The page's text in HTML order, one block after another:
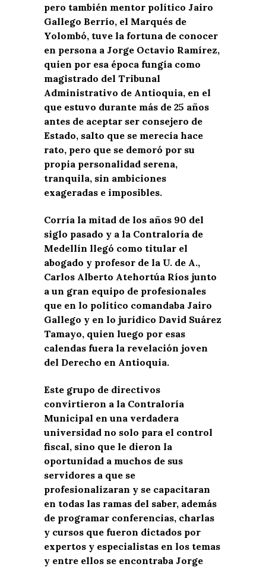
pero también mentor político Jairo
Gallego Berrío, el Marqués de
Yolombó, tuve la fortuna de conocer
en persona a Jorge Octavio Ramírez,
quien por esa época fungía como
magistrado del Tribunal
Administrativo de Antioquia, en el
que estuvo durante más de 25 años
antes de aceptar ser consejero de
Estado, salto que se merecía hace
rato, pero que se demoró por su
propia personalidad serena,
tranquila, sin ambiciones
exageradas e imposibles.
Corría la mitad de los años 90 del
siglo pasado y a la Contraloría de
Medellín llegó como titular el
abogado y profesor de la U. de A.,
Carlos Alberto Atehortúa Ríos junto
a un gran equipo de profesionales
que en lo político comandaba Jairo
Gallego y en lo jurídico David Suárez
Tamayo, quien luego por esas
calendas fuera la revelación joven
del Derecho en Antioquia.
Este grupo de directivos
convirtieron a la Contraloría
Municipal en una verdadera
universidad no solo para el control
fiscal, sino que le dieron la
oportunidad a muchos de sus
servidores a que se
profesionalizaran y se capacitaran
en todas las ramas del saber, además
de programar conferencias, charlas
y cursos que fueron dictados por
expertos y especialistas en los temas
y entre ellos se encontraba Jorge